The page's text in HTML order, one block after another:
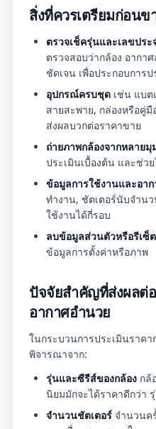
สิ่งที่ควรเตรียมก่อนข
ตรวจเช็ครุ่นและเลขปร
ตรวจสอบว่ากล้อง อากา
ชัดเจน เพื่อประกอบการ
อุปกรณ์ครบชุด เช่น แบต
สายสะพาย, กล่องหรือคู่
ส่งผลบวกต่อราคาขาย
ถ่ายภาพกล้องจากหลายมุ
ประเมินเบื้องต้น และช่ว
ข้อมูลการใช้งานและอา
ทำงาน, ชัตเตอร์นับจำน
ใช้งานได้กี่รอบ
ลบข้อมูลส่วนตัวหรือรีเซ็
ข้อมูลการตั้งค่าหรือภาพ
ปัจจัยสำคัญที่ส่งผลต่
อากาศอำนวย
ในกระบวนการประเมินราคา
พิจารณาจาก:
รุ่นและซีรีส์ของกล้อง กล้
นิยมมักจะได้ราคาดีกว่า
จำนวนชัตเตอร์ จำนวนค